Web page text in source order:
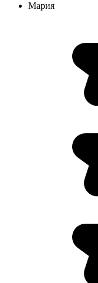
Мария